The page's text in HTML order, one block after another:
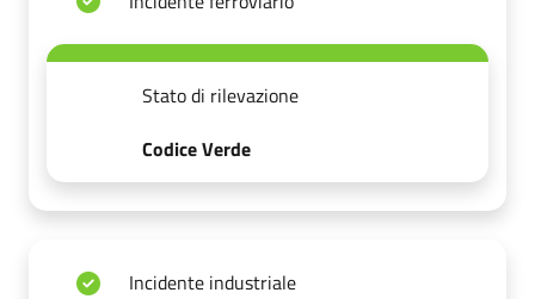
Stato di rilevazione
Codice Verde
Incidente industriale